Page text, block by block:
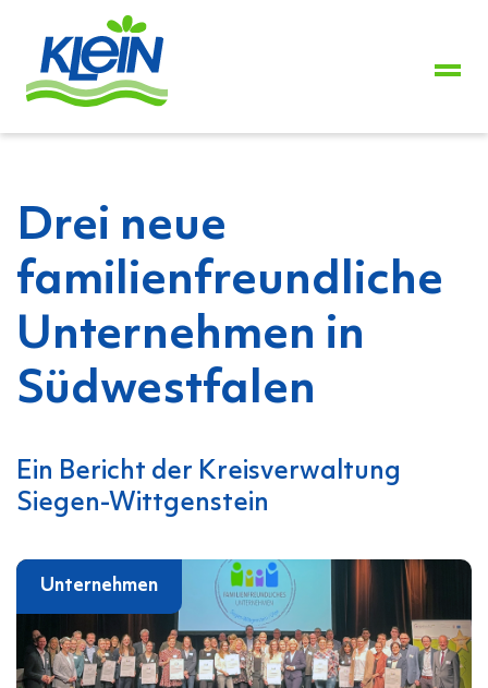
2739
Drei neue
familienfreundliche
Unternehmen in
Südwestfalen
Ein Bericht der Kreisverwaltung
Siegen-Wittgenstein
Unternehmen